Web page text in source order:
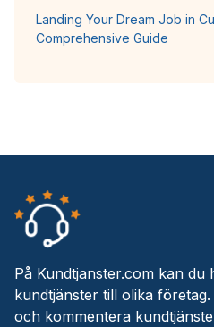
Landing Your Dream Job in
Comprehensive Guide
På Kundtjanster.com kan du
kundtjänster till olika
och kommentera